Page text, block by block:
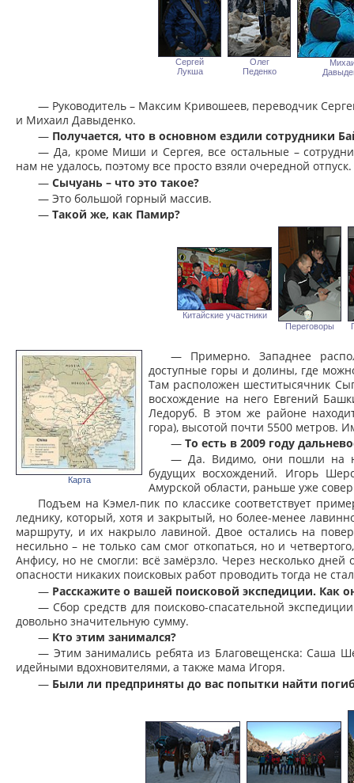
Сергей
Лукша
Олег
Педенко
— Руководитель – Максим Кривошеев, переводчик
и Михаил Давыденко.
— Получается, что в основном ездили сотрудники
— Да, кроме Миши и Сергея, все остальные –
нам не удалось, поэтому все просто взяли очередной отпуск.
— Сычуань – что это такое?
— Это большой горный массив.
— Такой же, как Памир?
Китайские участники
Переговоры
Карта
— Примерно. Западнее
доступные горы и долины, где
Там расположен шеститысячник
восхождение на него Евгений
Ледоруб. В этом же районе
гора), высотой почти 5500 метров.
— То есть в 2009 году
— Да. Видимо, они пошли на
будущих восхождений. Игорь
Амурской области, раньше уже
Подъем на Кэмел-пик по классике соответствует
леднику, который, хотя и закрытый, но более-менее
маршруту, и их накрыло лавиной. Двое остались на
несильно – не только сам смог откопаться, но и
Анфису, но не смогли: всё замёрзло. Через несколько
опасности никаких поисковых работ проводить тогда не
— Расскажите о вашей поисковой экспедиции. Как
— Сбор средств для поисково-спасательной
довольно значительную сумму.
— Кто этим занимался?
— Этим занимались ребята из Благовещенска: Саша
идейными вдохновителями, а также мама Игоря.
— Были ли предприняты до вас попытки найти